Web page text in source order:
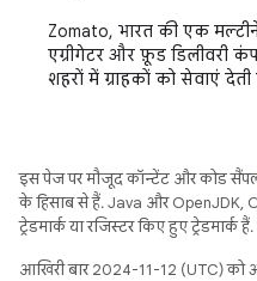
Zomato, भारत की एक
एग्रीगेटर और फ़ूड डिलीवरी
शहरों में ग्राहकों को सेवाएं देती
इस पेज पर मौजूद कॉन्टेंट और कोड
के हिसाब से हैं. Java और
ट्रेडमार्क या रजिस्टर किए हुए ट्रेडमार्क हैं.
आखिरी बार 2024-11-12 (UTC) को